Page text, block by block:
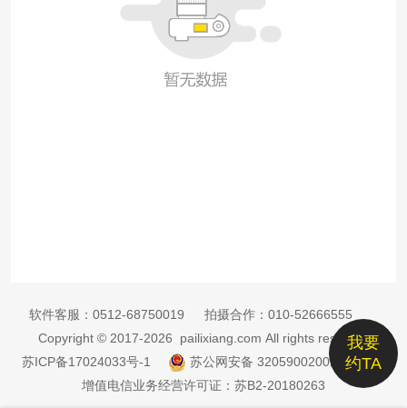
我要
约TA
软件客服： 0512-68750019 拍摄合作： 010-52666555
Copyright © 2017-2026 pailixiang.com All rights reserved
苏ICP备17024033号-1
苏公网安备 32059002002885号
增值电信业务经营许可证：苏B2-20180263